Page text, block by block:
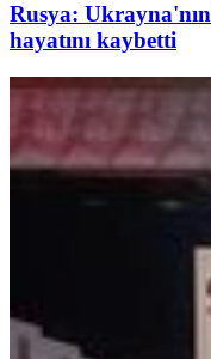
Rusya:
hayatını kaybetti